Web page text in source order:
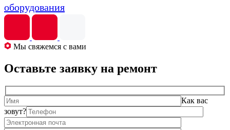
оборудования
Мы свяжемся с вами
Оставьте заявку на ремонт
Как вас
зовут?